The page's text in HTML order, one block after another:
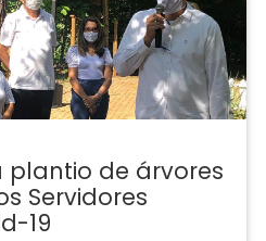
plantio de árvores
Servidores
19